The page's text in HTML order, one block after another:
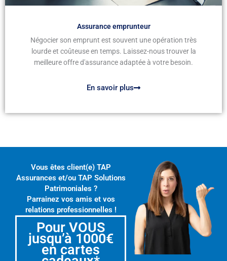
Assurance emprunteur
Négocier son emprunt est souvent une opération très
lourde et coûteuse en temps. Laissez-nous trouver la
meilleure offre d'assurance adaptée à votre besoin.
En savoir plus
Vous êtes client(e) TAP
Assurances et/ou TAP Solutions
Patrimoniales ?
Parrainez vos amis et vos
relations professionnelles !
Pour VOUS
jusqu’à 1000€
en cartes